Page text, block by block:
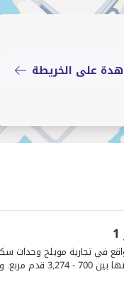
كاملة. مع التخطيط
والقيمة طويلة
على الخريطة
حاليًا للبيع 69 وحدة.